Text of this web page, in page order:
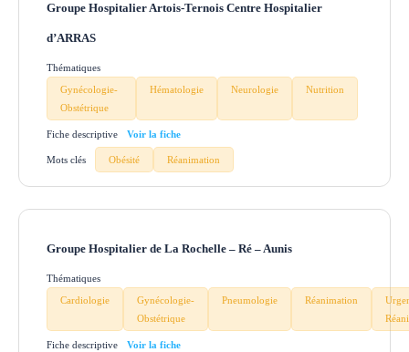
Groupe Hospitalier Artois-Ternois Centre Hospitalier
d’ARRAS
Thématiques
Gynécologie-
Obstétrique
Hématologie Neurologie Nutrition
Fiche descriptive
Mots clés Obésité Réanimation
Groupe Hospitalier de La Rochelle – Ré – Aunis
Thématiques
Cardiologie
Gynécologie-
Obstétrique
Pneumologie Réanimation
Fiche descriptive